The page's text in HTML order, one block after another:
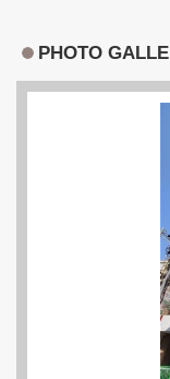
PHOTO